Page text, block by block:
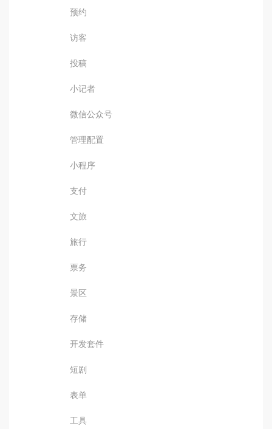
预约
访客
投稿
小记者
微信公众号
管理配置
小程序
支付
文旅
旅行
票务
景区
存储
开发套件
短剧
表单
工具